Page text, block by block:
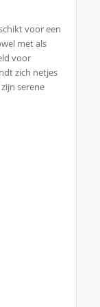
voor een
met als
voor
zich netjes
serene